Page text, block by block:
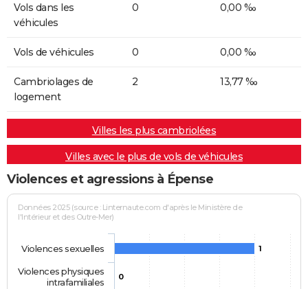
Vols dans les
véhicules
0 0,00 ‰
Vols de véhicules 0 0,00 ‰
Cambriolages de
logement
2 13,77 ‰
Villes les plus cambriolées
Villes avec le plus de vols de véhicules
Violences et agressions à Épense
Données 2025 (source : Linternaute.com d'après le Ministère de
l'Intérieur et des Outre-Mer)
1
0
Violences sexuelles
Violences physiques
intrafamiliales